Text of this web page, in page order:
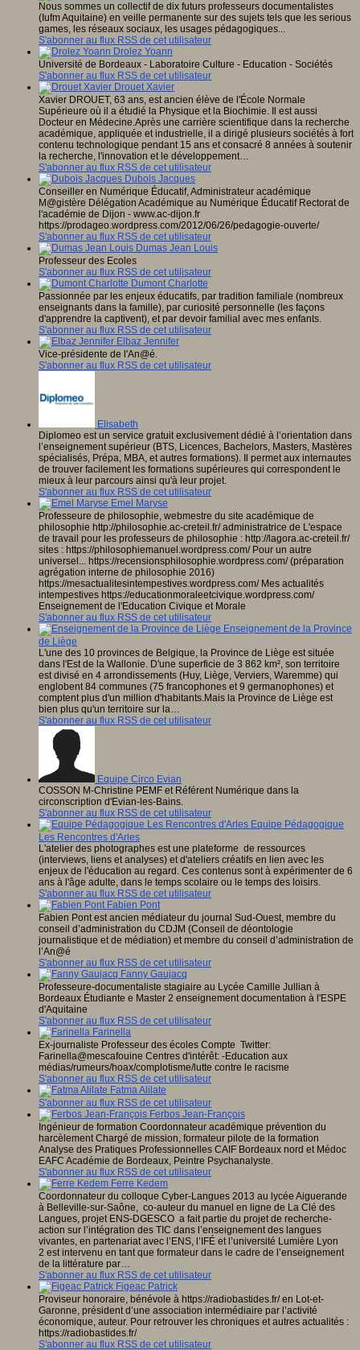
Nous sommes un collectif de dix futurs professeurs documentalistes
(Iufm Aquitaine) en veille permanente sur des sujets tels que les serious
games, les réseaux sociaux, les usages pédagogiques...
S'abonner au flux RSS de cet utilisateur
Drolez Yoann
Université de Bordeaux - Laboratoire Culture - Education - Sociétés
S'abonner au flux RSS de cet utilisateur
Drouet Xavier
Xavier DROUET, 63 ans, est ancien élève de l'École Normale
Supérieure où il a étudié la Physique et la Biochimie. Il est aussi
Docteur en Médecine.Après une carrière scientifique dans la recherche
académique, appliquée et industrielle, il a dirigé plusieurs sociétés à fort
contenu technologique pendant 15 ans et consacré 8 années à soutenir
la recherche, l'innovation et le développement…
S'abonner au flux RSS de cet utilisateur
Dubois Jacques
Conseiller en Numérique Éducatif, Administrateur académique
M@gistère Délégation Académique au Numérique Éducatif Rectorat de
l'académie de Dijon - www.ac-dijon.fr
https://prodageo.wordpress.com/2012/06/26/pedagogie-ouverte/
S'abonner au flux RSS de cet utilisateur
Dumas Jean Louis
Professeur des Ecoles
S'abonner au flux RSS de cet utilisateur
Dumont Charlotte
Passionnée par les enjeux éducatifs, par tradition familiale (nombreux
enseignants dans la famille), par curiosité personnelle (les façons
d'apprendre la captivent), et par devoir familial avec mes enfants.
S'abonner au flux RSS de cet utilisateur
Elbaz Jennifer
Vice-présidente de l'An@é.
S'abonner au flux RSS de cet utilisateur
Elisabeth
Diplomeo est un service gratuit exclusivement dédié à l’orientation dans
l’enseignement supérieur (BTS, Licences, Bachelors, Masters, Mastères
spécialisés, Prépa, MBA, et autres formations). Il permet aux internautes
de trouver facilement les formations supérieures qui correspondent le
mieux à leur parcours ainsi qu'à leur projet.
S'abonner au flux RSS de cet utilisateur
Emel Maryse
Professeure de philosophie, webmestre du site académique de
philosophie http://philosophie.ac-creteil.fr/ administratrice de L'espace
de travail pour les professeurs de philosophie : http://lagora.ac-creteil.fr/
sites : https://philosophiemanuel.wordpress.com/ Pour un autre
universel... https://recensionsphilosophie.wordpress.com/ (préparation
agrégation interne de philosophie 2016)
https://mesactualitesintempestives.wordpress.com/ Mes actualités
intempestives https://educationmoraleetcivique.wordpress.com/
Enseignement de l'Education Civique et Morale
S'abonner au flux RSS de cet utilisateur
Enseignement de la Province
de Liège
L'une des 10 provinces de Belgique, la Province de Liège est située
dans l'Est de la Wallonie. D'une superficie de 3 862 km², son territoire
est divisé en 4 arrondissements (Huy, Liège, Verviers, Waremme) qui
englobent 84 communes (75 francophones et 9 germanophones) et
comptent plus d'un million d'habitants.Mais la Province de Liège est
bien plus qu'un territoire sur la…
S'abonner au flux RSS de cet utilisateur
Equipe Circo Evian
COSSON M-Christine PEMF et Référent Numérique dans la
circonscription d'Evian-les-Bains.
S'abonner au flux RSS de cet utilisateur
Equipe Pédagogique
Les Rencontres d'Arles
L'atelier des photographes est une plateforme de ressources
(interviews, liens et analyses) et d'ateliers créatifs en lien avec les
enjeux de l'éducation au regard. Ces contenus sont à expérimenter de 6
ans à l'âge adulte, dans le temps scolaire ou le temps des loisirs.
S'abonner au flux RSS de cet utilisateur
Fabien Pont
Fabien Pont est ancien médiateur du journal Sud-Ouest, membre du
conseil d’administration du CDJM (Conseil de déontologie
journalistique et de médiation) et membre du conseil d’administration de
l’An@é
S'abonner au flux RSS de cet utilisateur
Fanny Gaujacq
Professeure-documentaliste stagiaire au Lycée Camille Jullian à
Bordeaux Étudiante e Master 2 enseignement documentation à l'ESPE
d'Aquitaine
S'abonner au flux RSS de cet utilisateur
Farinella
Ex-journaliste Professeur des écoles Compte Twitter:
Farinella@mescafouine Centres d'intérêt: -Education aux
médias/rumeurs/hoax/complotisme/lutte contre le racisme
S'abonner au flux RSS de cet utilisateur
Fatma Alilate
S'abonner au flux RSS de cet utilisateur
Ferbos Jean-François
Ingénieur de formation Coordonnateur académique prévention du
harcèlement Chargé de mission, formateur pilote de la formation
Analyse des Pratiques Professionnelles CAIF Bordeaux nord et Médoc
EAFC Académie de Bordeaux, Peintre Psychanalyste.
S'abonner au flux RSS de cet utilisateur
Ferre Kedem
Coordonnateur du colloque Cyber-Langues 2013 au lycée Aiguerande
à Belleville-sur-Saône, co-auteur du manuel en ligne de La Clé des
Langues, projet ENS-DGESCO a fait partie du projet de recherche-
action sur l’intégration des TIC dans l’enseignement des langues
vivantes, en partenariat avec l’ENS, l’IFÉ et l’université Lumière Lyon
2 est intervenu en tant que formateur dans le cadre de l’enseignement
de la littérature par…
S'abonner au flux RSS de cet utilisateur
Figeac Patrick
Proviseur honoraire, bénévole à https://radiobastides.fr/ en Lot-et-
Garonne, président d’une association intermédiaire par l’activité
économique, auteur. Pour retrouver les chroniques et autres actualités :
https://radiobastides.fr/
S'abonner au flux RSS de cet utilisateur